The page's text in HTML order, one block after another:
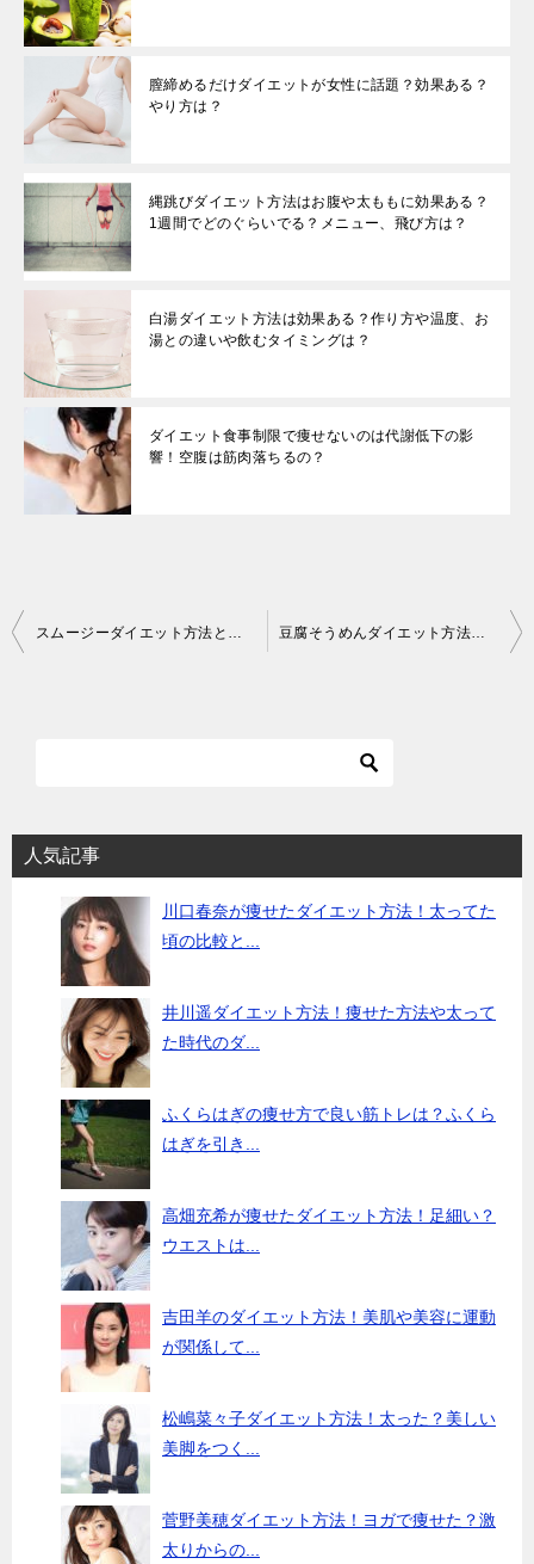
膣締めるだけダイエットが女性に話題？効果ある？
やり方は？
縄跳びダイエット方法はお腹や太ももに効果ある？
1週間でどのぐらいでる？メニュー、飛び方は？
白湯ダイエット方法は効果ある？作り方や温度、お
湯との違いや飲むタイミングは？
ダイエット食事制限で痩せないのは代謝低下の影
響！空腹は筋肉落ちるの？
投
シ
スムージーダイエット方法とは？痩せる？痩せない？やり方と効果は？断食と違う？ 豆腐そうめんダイエット方法のメリットと注意点！カロリーや糖質を比較
人気記事
川口春奈が痩せたダイエット方法！太ってた
頃の比較と...
井川遥ダイエット方法！痩せた方法や太って
た時代のダ...
ふくらはぎの痩せ方で良い筋トレは？ふくら
はぎを引き...
高畑充希が痩せたダイエット方法！足細い？
ウエストは...
吉田羊のダイエット方法！美肌や美容に運動
が関係して...
松嶋菜々子ダイエット方法！太った？美しい
美脚をつく...
菅野美穂ダイエット方法！ヨガで痩せた？激
太りからの...